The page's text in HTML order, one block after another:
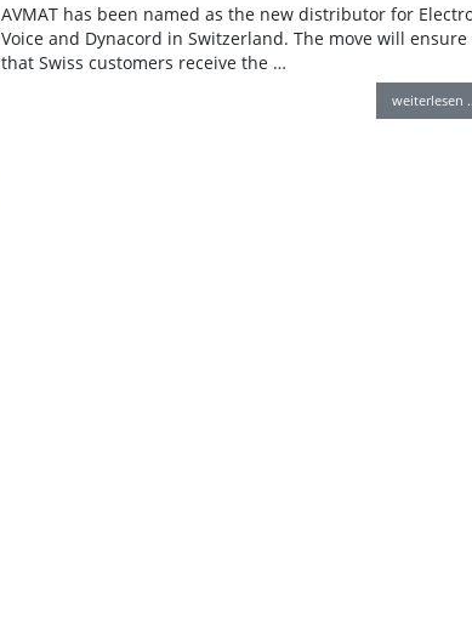
AVMAT has been named as the new distributor for
Voice and Dynacord in Switzerland. The move will ensure
that Swiss customers receive the …
weiterlesen